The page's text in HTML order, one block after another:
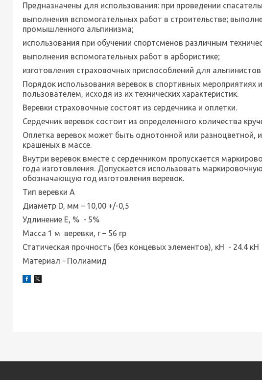
Предназначены для использования: при проведении
выполнения вспомогательных работ в строительстве;
промышленного альпинизма;
использования при обучении спортсменов различным
выполнения вспомогательных работ в арбористике;
изготовления страховочных приспособлений для
Порядок использования веревок в спортивных мероприятиях
пользователем, исходя из их технических характеристик.
Веревки страховочные состоят из сердечника и оплетки.
Сердечник веревок состоит из определенного количества
Оплетка веревок может быть однотонной или разноцветной,
крашеных в массе.
Внутри веревок вместе с сердечником пропускается
года изготовления. Допускается использовать
обозначающую год изготовления веревок.
Тип веревки А
Диаметр D, мм – 10,00 +/-0,5
Удлинение Е, % - 5%
Масса 1 м веревки, г – 56 гр
Статическая прочность (без концевых элементов), кН - 24.4 кН
Материал - Полиамид